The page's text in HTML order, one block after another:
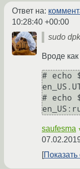
Ответ на:
10:28:40 +00:00
sudo
Вроде
# echo
# echo
saufesma
Показать